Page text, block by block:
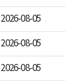
2026-08-05
2026-08-05
2026-08-05